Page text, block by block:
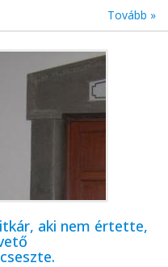
Tovább »
aki nem értette,